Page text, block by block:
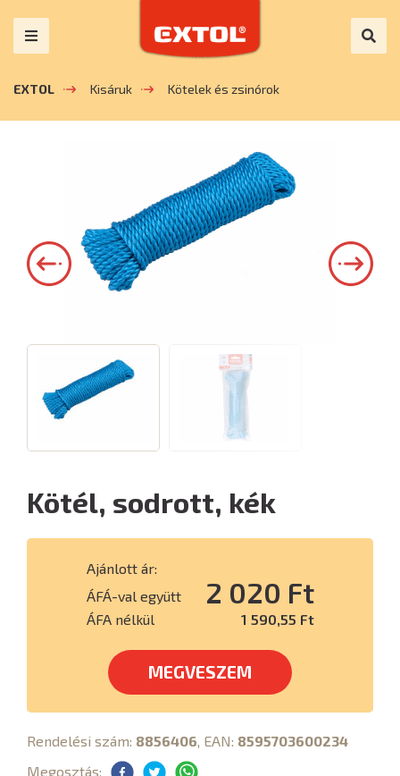
EXTOL Kisáruk Kötelek és zsinórok
Kötél, sodrott, kék
Ajánlott ár:
ÁFÁ-val együtt
2 020 Ft
ÁFA nélkül 1 590,55 Ft
MEGVESZEM
Rendelési szám: 8856406, EAN: 8595703600234
Megosztás: